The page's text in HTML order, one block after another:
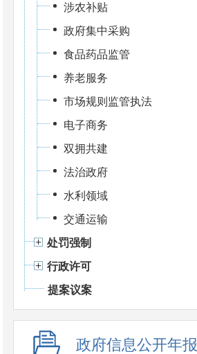
涉农补贴
政府集中采购
食品药品监管
养老服务
市场规则监管执法
电子商务
双拥共建
法治政府
水利领域
交通运输
处罚强制
行政许可
提案议案
政府信息公开年报